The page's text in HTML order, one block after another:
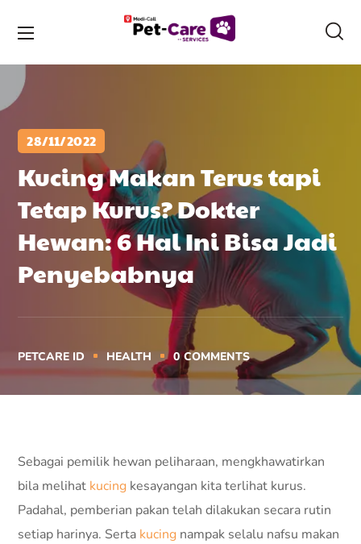
28/11/2022
Kucing Makan Terus tapi
Tetap Kurus? Dokter
Hewan: 6 Hal Ini Bisa Jadi
Penyebabnya
PETCARE ID HEALTH 0 COMMENTS
Sebagai pemilik hewan peliharaan, mengkhawatirkan
bila melihat kucing kesayangan kita terlihat kurus.
Padahal, pemberian pakan telah dilakukan secara rutin
setiap harinya. Serta kucing nampak selalu nafsu makan